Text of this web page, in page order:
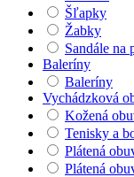
Šľapky
Žabky
Sandále na
Baleríny
Baleríny
Vychádzková
Kožená
Tenisky a
Plátená
Plátená